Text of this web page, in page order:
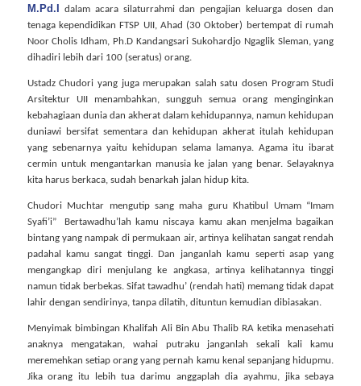
M.Pd.I
dalam acara silaturrahmi dan pengajian keluarga dosen dan
tenaga kependidikan FTSP UII, Ahad (30 Oktober) bertempat di rumah
Noor Cholis Idham, Ph.D Kandangsari Sukohardjo Ngaglik Sleman, yang
dihadiri lebih dari 100 (seratus) orang.
Ustadz Chudori yang juga merupakan salah satu dosen Program Studi
Arsitektur UII menambahkan, sungguh semua orang menginginkan
kebahagiaan dunia dan akherat dalam kehidupannya, namun kehidupan
duniawi bersifat sementara dan kehidupan akherat itulah kehidupan
yang sebenarnya yaitu kehidupan selama lamanya. Agama itu ibarat
cermin untuk mengantarkan manusia ke jalan yang benar. Selayaknya
kita harus berkaca, sudah benarkah jalan hidup kita.
Chudori Muchtar mengutip sang maha guru Khatibul Umam “Imam
Syafi’i”
Bertawadhu’lah kamu niscaya kamu akan menjelma bagaikan
bintang yang nampak di permukaan air, artinya kelihatan sangat rendah
padahal kamu sangat tinggi. Dan janganlah kamu seperti asap yang
mengangkap diri menjulang ke angkasa, artinya kelihatannya tinggi
namun tidak berbekas. Sifat tawadhu’ (rendah hati) memang tidak dapat
lahir dengan sendirinya, tanpa dilatih, dituntun kemudian dibiasakan.
Menyimak bimbingan Khalifah Ali Bin Abu Thalib RA ketika menasehati
anaknya mengatakan, wahai putraku janganlah sekali kali kamu
meremehkan setiap orang yang pernah kamu kenal sepanjang hidupmu.
Jika orang itu lebih tua darimu anggaplah dia ayahmu, jika sebaya